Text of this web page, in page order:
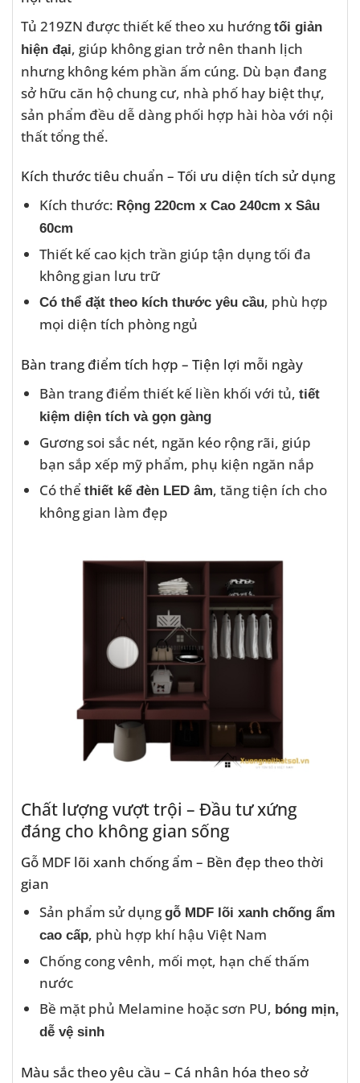
Tủ 219ZN được thiết kế theo xu hướng tối giản
hiện đại, giúp không gian trở nên thanh lịch
nhưng không kém phần ấm cúng. Dù bạn đang
sở hữu căn hộ chung cư, nhà phố hay biệt thự,
sản phẩm đều dễ dàng phối hợp hài hòa với nội
thất tổng thể.
Kích thước tiêu chuẩn – Tối ưu diện tích sử dụng
Kích thước: Rộng 220cm x Cao 240cm x Sâu
60cm
Thiết kế cao kịch trần giúp tận dụng tối đa
không gian lưu trữ
Có thể đặt theo kích thước yêu cầu, phù hợp
mọi diện tích phòng ngủ
Bàn trang điểm tích hợp – Tiện lợi mỗi ngày
Bàn trang điểm thiết kế liền khối với tủ, tiết
kiệm diện tích và gọn gàng
Gương soi sắc nét, ngăn kéo rộng rãi, giúp
bạn sắp xếp mỹ phẩm, phụ kiện ngăn nắp
Có thể thiết kế đèn LED âm, tăng tiện ích cho
không gian làm đẹp
Chất lượng vượt trội – Đầu tư xứng
đáng cho không gian sống
Gỗ MDF lõi xanh chống ẩm – Bền đẹp theo thời
gian
Sản phẩm sử dụng gỗ MDF lõi xanh chống ẩm
cao cấp, phù hợp khí hậu Việt Nam
Chống cong vênh, mối mọt, hạn chế thấm
nước
Bề mặt phủ Melamine hoặc sơn PU, bóng mịn,
dễ vệ sinh
Màu sắc theo yêu cầu – Cá nhân hóa theo sở